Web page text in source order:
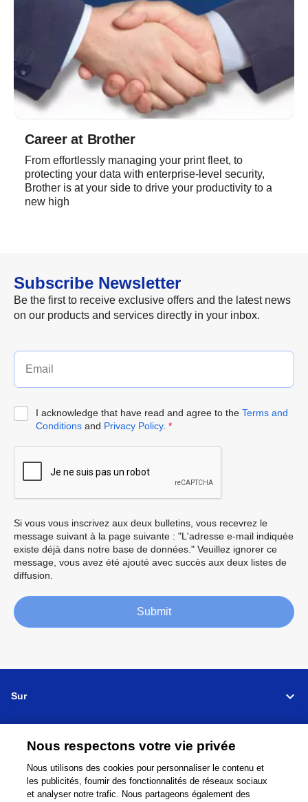
Career at Brother
From effortlessly managing your print fleet, to
protecting your data with enterprise-level security,
Brother is at your side to drive your productivity to a
new high
Subscribe Newsletter
Be the first to receive exclusive offers and the latest news
on our products and services directly in your inbox.
I acknowledge that have read and agree to the Terms and
Conditionsand Privacy Policy. *
Si vous vous inscrivez aux deux bulletins, vous recevrez le
message suivant à la page suivante : "L'adresse e-mail indiquée
existe déjà dans notre base de données." Veuillez ignorer ce
message, vous avez été ajouté avec succès aux deux listes de
diffusion.
Submit
Sur
Relier Partager
Nous respectons votre vie privée
Nous utilisons des cookies pour personnaliser le contenu et
les publicités, fournir des fonctionnalités de réseaux sociaux
et analyser notre trafic. Nous partageons également des